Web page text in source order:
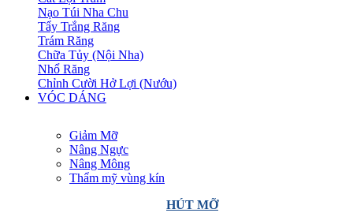
Nạo Túi Nha Chu
Tẩy Trắng Răng
Trám Răng
Chữa Tủy (Nội Nha)
Nhổ Răng
Chỉnh Cười Hở Lợi (Nướu)
VÓC DÁNG
Giảm Mỡ
Nâng Ngực
Nâng Mông
Thẩm mỹ vùng kín
HÚT MỠ